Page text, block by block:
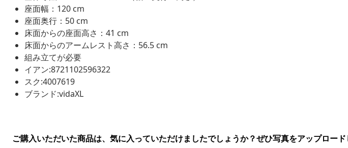
座面幅：120 cm
座面奥行：50 cm
床面からの座面高さ：41 cm
床面からのアームレスト高さ：56.5 cm
組み立てが必要
イアン:8721102596322
スク:4007619
ブランド:vidaXL
ご購入いただいた商品は、気に入っていただけましたでしょうか？ぜひ写真をアップロード